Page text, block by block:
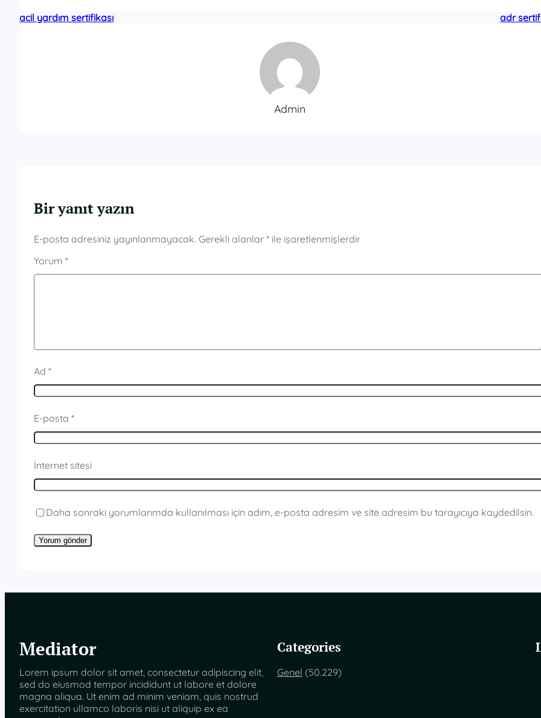
acil yardım sertifikası adr
Admin
Bir yanıt yazın
E-posta adresiniz yayınlanmayacak. Gerekli alanlar * ile işaretlenmişlerdir
Yorum *
Ad *
E-posta *
İnternet sitesi
Daha sonraki yorumlarımda kullanılması için adım, e-posta adresim ve site adresim bu tarayıcıya kaydedilsin.
Mediator
Lorem ipsum dolor sit amet, consectetur adipiscing elit,
sed do eiusmod tempor incididunt ut labore et dolore
magna aliqua. Ut enim ad minim veniam, quis nostrud
exercitation ullamco laboris nisi ut aliquip ex ea
Categories
Genel (50.229)